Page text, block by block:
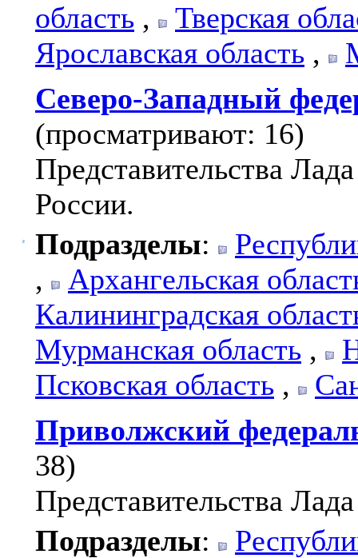
область ,
Тверская
Ярославская область ,
Северо-Западный
(просматривают: 16)
Представительства
России.
Подразделы:
,
Архангельская
Калининградская
Мурманская область ,
Псковская область ,
Приволжский
38)
Представительства
Подразделы: